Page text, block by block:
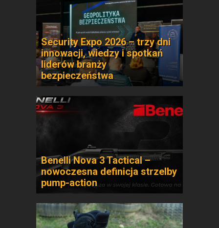
Security Expo 2026 – trzy dni
innowacji, wiedzy i spotkań
liderów branży
bezpieczeństwa
Benelli Nova 3 Tactical –
nowoczesna definicja strzelby
pump-action